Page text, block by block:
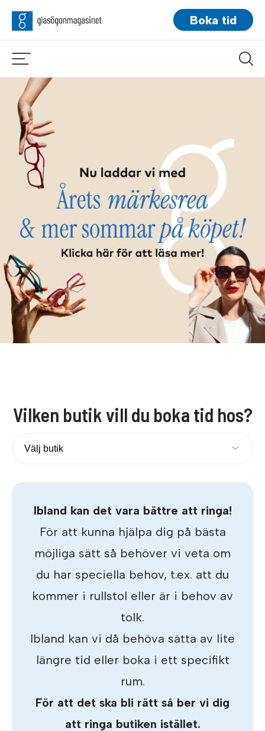
Boka tid
Vilken butik vill du boka tid hos?
Ibland kan det vara bättre att ringa!
För att kunna hjälpa dig på bästa
möjliga sätt så behöver vi veta om
du har speciella behov, t.ex. att du
kommer i rullstol eller är i behov av
tolk.
Ibland kan vi då behöva sätta av lite
längre tid eller boka i ett specifikt
rum.
För att det ska bli rätt så ber vi dig
att ringa butiken istället.